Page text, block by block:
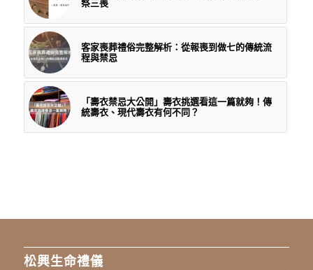
祭三喪
客家喪葬禮俗完整解析：從報喪到做七的傳統流
程與禁忌
「壽衣禁忌大公開」壽衣挑選看這一篇就夠！傳
統壽衣、現代壽衣有何不同？
松興生命禮儀